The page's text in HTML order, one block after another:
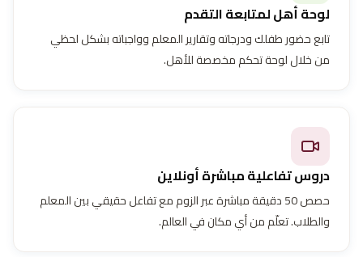
لوحة أهل لمتابعة التقدم
تابع حضور طفلك ودرجاته وتقارير المعلم وواجباته بشكل لحظي
من خلال لوحة تحكم مخصصة للأهل.
دروس تفاعلية مباشرة أونلاين
حصص 50 دقيقة مباشرة عبر الزوم مع تفاعل حقيقي بين المعلم
والطلاب. تعلّم من أي مكان في العالم.